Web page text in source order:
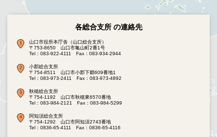
各総合支所 の連絡先
山口市役所本庁舎（山口総合支所）
〒753-8650 山口市亀山町2番1号
Tel：083-922-4111
Fax：083-934-2944
小郡総合支所
〒754-8511 山口市小郡下郷609番地1
Tel：083-973-2411
Fax：083-973-4892
秋穂総合支所
〒754-1192 山口市秋穂東6570番地
Tel：083-984-2121
Fax：083-984-5299
阿知須総合支所
〒754-1292 山口市阿知須2743番地
Tel：0836-65-4111
Fax：0836-65-4116